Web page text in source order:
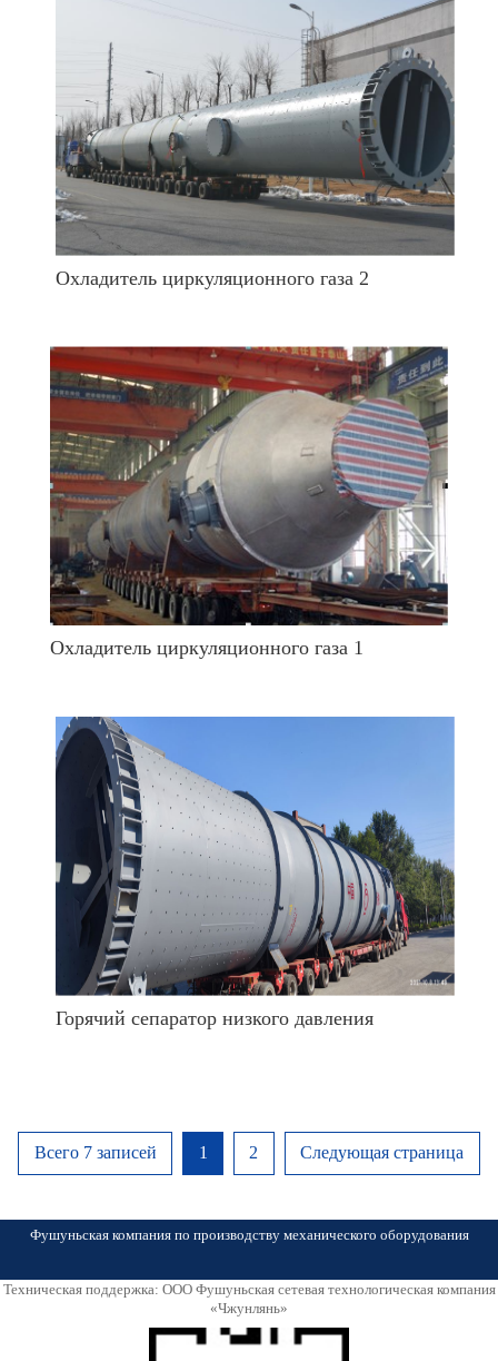
Охладитель циркуляционного газа 2
Охладитель циркуляционного газа 1
Горячий сепаратор низкого давления
Всего 7 записей 1 2 Следующая страница
Фушуньская компания по производству механического оборудования
Техническая поддержка: ООО Фушуньская сетевая технологическая компания
«Чжунлянь»